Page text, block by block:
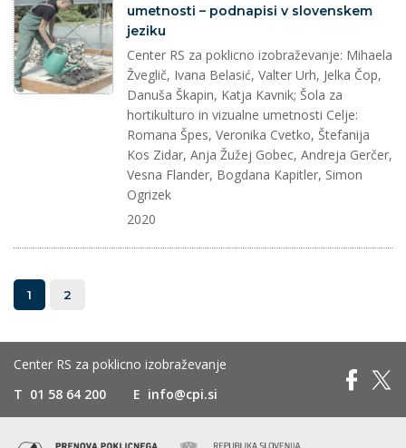
umetnosti – podnapisi v slovenskem
jeziku
Center RS za poklicno izobraževanje: Mihaela
Žveglič, Ivana Belasić, Valter Urh, Jelka Čop,
Danuša Škapin, Katja Kavnik; Šola za
hortikulturo in vizualne umetnosti Celje:
Romana Špes, Veronika Cvetko, Štefanija
Kos Zidar, Anja Žužej Gobec, Andreja Gerčer,
Vesna Flander, Bogdana Kapitler, Simon
Ogrizek
2020
1 2
Center RS za poklicno izobraževanje
T 01 58 64 200 E info@cpi.si